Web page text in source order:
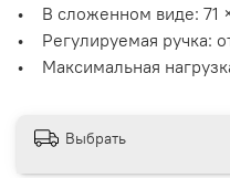
• В сложенном виде: 71
• Регулируемая ручка:
• Максимальная
Выбрать